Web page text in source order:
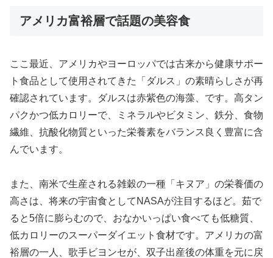
アメリカ富裕層で話題の美容食
ここ最近、アメリカやヨーロッパでは古来から健康サポー
ト食品として使用されてきた「ダルス」の素晴らしさが再
確認されています。ダルスは赤紫色の海藻、です。高タン
パクかつ低カロリーで、ミネラルやビタミン、鉄分、食物
繊維、抗酸化物質といった栄養素をバランス良く豊富に含
んでいます。
また、南米で生産される雑穀の一種「キヌア」の栄養価の
高さは、将来の宇宙食としてNASAが注目するほど。茹で
ると5倍に膨らむので、おなかいっぱい食べても低糖質、
低カロリーのスーパーダイエット食材です。アメリカの富
裕層の一人、歌手ビヨンセが、双子出産後の体重を元に戻